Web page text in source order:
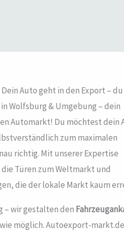
Auto geht in den Export –
Wolfsburg & Umgebung – dein
Automarkt! Du möchtest dein
zum maximalen
richtig. Mit unserer Expertise
Türen zum Weltmarkt und
die der lokale Markt kaum
– wir gestalten den
möglich. Autoexport-